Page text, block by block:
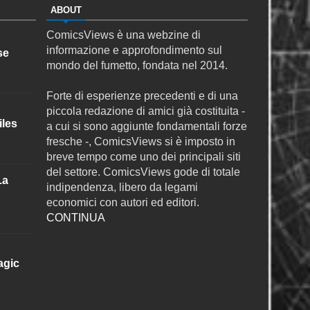
ABOUT
ComicsViews è una webzine di
informazione e approfondimento sul
mondo del fumetto, fondata nel 2014.
Forte di esperienze precedenti e di una
piccola redazione di amici già costituita -
a cui si sono aggiunte fondamentali forze
fresche -, ComicsViews si è imposto in
breve tempo come uno dei principali siti
del settore. ComicsViews gode di totale
indipendenza, libero da legami
economici con autori ed editori.
CONTINUA